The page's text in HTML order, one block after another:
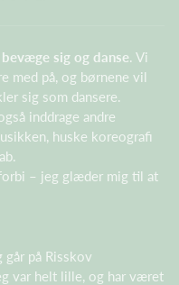
bevæge sig og danse . Vi
med på, og børnene vil
sig som dansere.
inddrage andre
huske koreografi
– jeg glæder mig til at
går på Risskov
var helt lille, og har været